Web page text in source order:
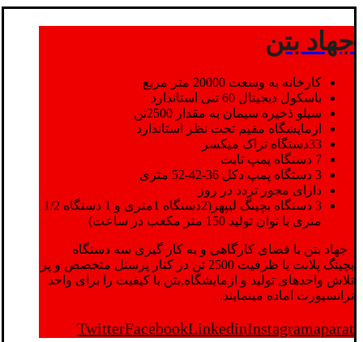
جهاد بتن
کارخانه به وسعت 20000 متر مربع
باسکول دیجیتال 60 تنی استاندارد
سیلو ذخیره سیمان به مقدار 2500تن
ازمایشگاه مقیم تحت نظر استاندارد
33دستگاه تراک میکسر
7 دستگاه پمپ ثابت
3 دستگاه پمپ دکل 36-42-52 متری
دارای مجوز تردد در روز
3 دستگاه بچینگ لیپهر(2دستگاه 1متری و 1 دستگاه 1/2
متری با توان تولید 150 متر مکعب در ساعت)
جهاد بتن با فضای کارگاهی و به کار گیری سه دستگاه
بچینگ پلانت با ظرفیت 2500 تن در کنار پرسنل متخصص و پر
تلاش واحدهای تولید و ازمایشگاه,بتن با کیفیت را برای واحد
ترانسپورت اماده مینمایند.
TwitterFacebookLinkedinInstagramaparat